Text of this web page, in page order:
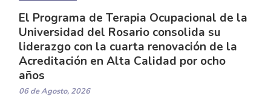
El Programa de Terapia Ocupacional de la
Universidad del Rosario consolida su
liderazgo con la cuarta renovación de la
Acreditación en Alta Calidad por ocho
años
06 de Agosto, 2026